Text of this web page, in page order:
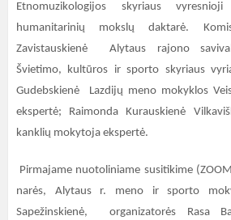
Etnomuzikologijos skyriaus
humanitarinių mokslų daktarė.
Zavistauskienė Alytaus rajono
Švietimo, kultūros ir sporto skyriaus
Gudebskienė Lazdijų meno mokyklos
ekspertė; Raimonda Kurauskienė
kanklių mokytoja
Pirmajame nuotoliniame susitikime
narės, Alytaus r. meno ir sporto
Sapežinskienė, organizatorės Rasa